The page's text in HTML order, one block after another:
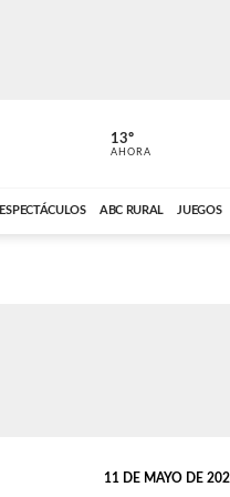
ABC CARDINAL
13º
AHORA
ESPECTÁCULOS ABC RURAL JUEGOS
11 DE MAYO DE